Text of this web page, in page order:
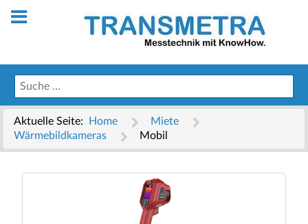
Aktuelle Seite: Home
Miete
Wärmebildkameras
Mobil